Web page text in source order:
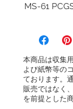
MS-61
本商品は収集
よび紙幣等の
ております。
販売ではなく
を前提とした